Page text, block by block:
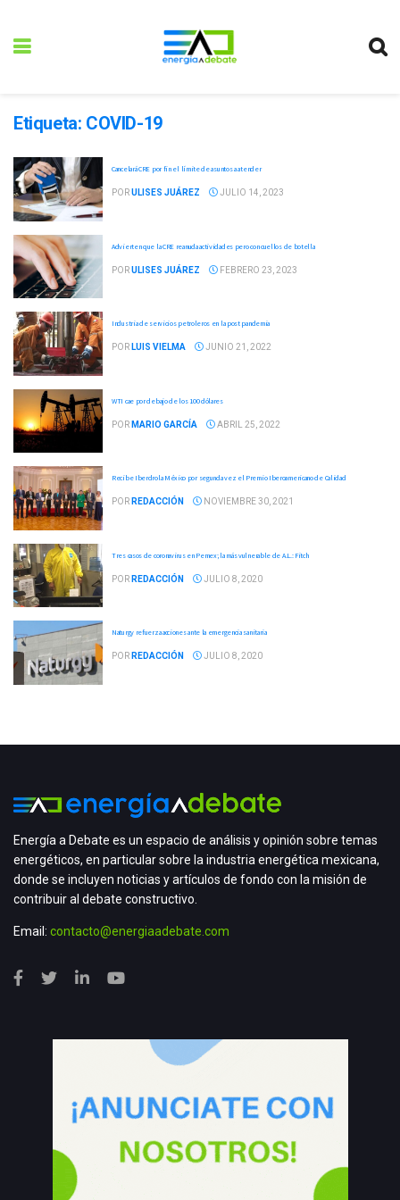
Etiqueta: COVID-19
Cancelará CRE por fin el límite de asuntos a atender
PORULISES JUÁREZ JULIO 14, 2023
Advierten que la CRE reanuda actividades pero con cuellos de botella
PORULISES JUÁREZ FEBRERO 23, 2023
Industria de servicios petroleros en la post pandemia
POR LUIS VIELMA JUNIO 21, 2022
WTI cae por debajo de los 100 dólares
POR MARIO GARCÍA ABRIL 25, 2022
Recibe Iberdrola México por segunda vez el Premio Iberoamericano de Calidad
POR REDACCIÓN NOVIEMBRE 30, 2021
Tres casos de coronavirus en Pemex; la más vulnerable de A.L.: Fitch
POR REDACCIÓN JULIO 8, 2020
Naturgy refuerza acciones ante la emergencia sanitaria
POR REDACCIÓN JULIO 8, 2020
Energía a Debate es un espacio de análisis y opinión sobre temas
energéticos, en particular sobre la industria energética mexicana,
donde se incluyen noticias y artículos de fondo con la misión de
contribuir al debate constructivo.
Email: contacto@energiaadebate.com